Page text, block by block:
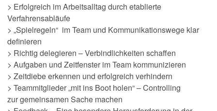
> Erfolgreich im Arbeitsalltag durch etablierte
Verfahrensabläufe
> „Spielregeln“ im Team und Kommunikationswege klar
definieren
> Richtig delegieren – Verbindlichkeiten schaffen
> Aufgaben und Zeitfenster im Team kommunizieren
> Zeitdiebe erkennen und erfolgreich verhindern
> Teammitglieder „mit ins Boot holen“ – Controlling
zur gemeinsamen Sache machen